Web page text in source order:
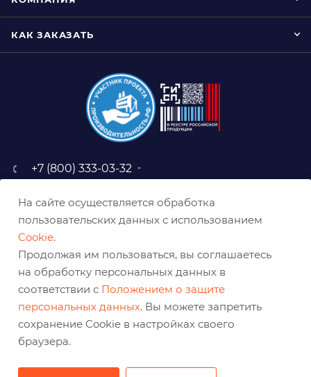
КАК ЗАКАЗАТЬ
+7 (800) 333-03-32
baz@belabraziv.ru
308009, Россия, г. Белгород,
На сайте осуществляется обработка
пользовательских данных с использованием
Cookie.
Продолжая им пользоваться, вы соглашаетесь
на обработку персональных данных в
соответствии с Положением о защите
персональных данных. Вы можете запретить
сохранение Cookie в настройках своего
браузера.